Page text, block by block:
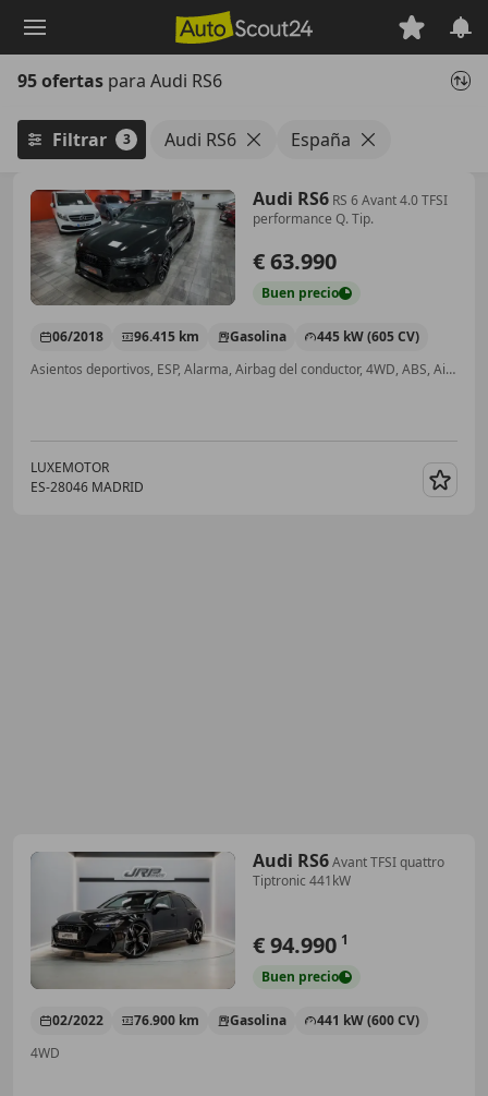
principal
95 ofertas para Audi RS6
Filtrar 3 Audi RS6 España
Audi RS6 RS 6 Avant 4.0 TFSI
performance Q. Tip.
€ 63.990
Buen precio
06/2018 96.415 km Gasolina
445 kW (605 CV)
Asientos deportivos, ESP, Alarma, Airbag del conductor, 4WD, ABS, Airbags laterales, Bluetooth
LUXEMOTOR
ES-28046 MADRID
Audi RS6Avant TFSI quattro
Tiptronic 441kW
€ 94.990 1
Buen precio
02/2022 76.900 km Gasolina
441 kW (600 CV)
4WD